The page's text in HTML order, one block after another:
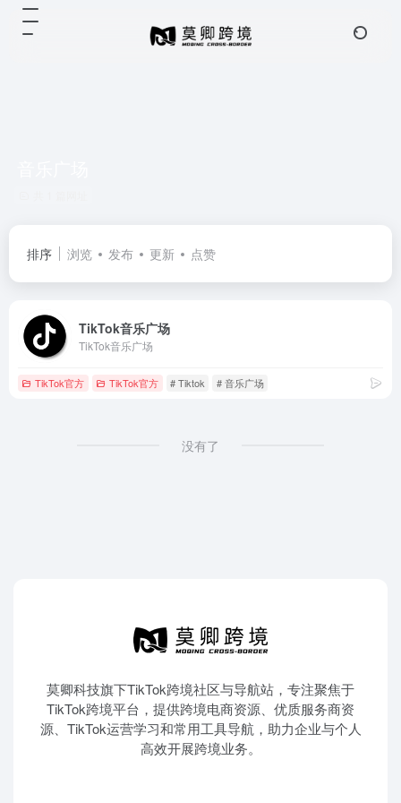
排序 浏览 发布 更新 点赞
TikTok音乐广场
TikTok音乐广场
TikTok官方 TikTok官方 # Tiktok # 音乐广场
没有了
莫卿科技旗下TikTok跨境社区与导航站，专注聚焦于
TikTok跨境平台，提供跨境电商资源、优质服务商资
源、TikTok运营学习和常用工具导航，助力企业与个人
高效开展跨境业务。